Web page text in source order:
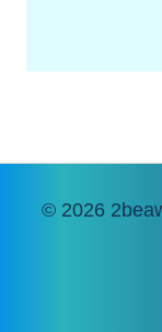
© 2026